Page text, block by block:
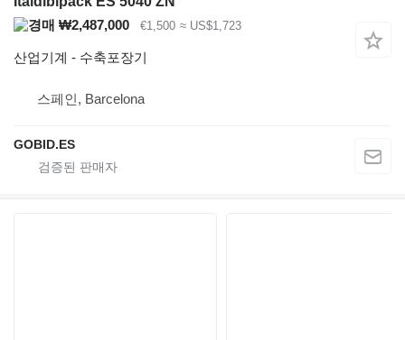
₩2,487,000
€1,500 ≈ US$1,723
산업기계 - 수축포장기
스페인, Barcelona
GOBID.ES